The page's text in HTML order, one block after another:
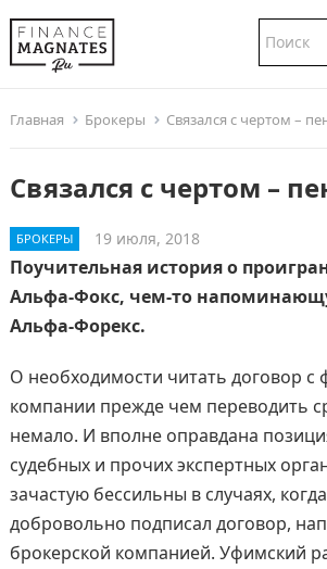
Главная Брокеры Связался с чертом –
Связался с чертом –
БРОКЕРЫ 19 июля, 2018
Поучительная история о
Альфа-Фокс, чем-то
Альфа-Форекс.
О необходимости читать договор с
компании прежде чем переводить
немало. И вполне оправдана
судебных и прочих экспертных
зачастую бессильны в случаях,
добровольно подписал договор,
брокерской компанией. Уфимский